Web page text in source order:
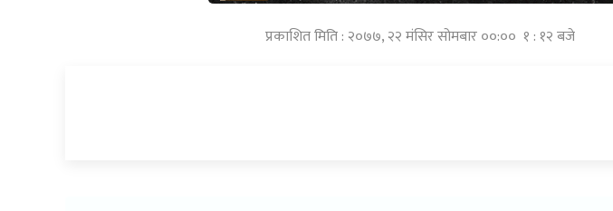
प्रकाशित मिति : २०७७, २२ मंसिर सोमबार ००:०० १ : १२ बजे